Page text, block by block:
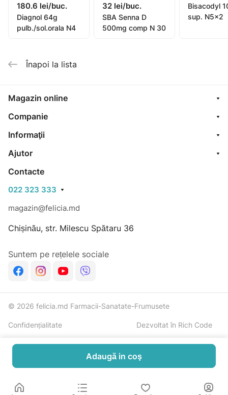
ore. Preparatul poate fi administrat cu sau fără lichid.
Nu se recomandă administrarea Picolax în fiecare zi
timp de mai multe zile fără investigarea cauzei
180.6 lei/buc.
Diagnol 64g
pulb./sol.orala N4
32 lei/buc.
SBA Senna D
500mg comp N 30
Bisacodyl
sup. N5x2
Înapoi la lista
Magazin online
Companie
Informaţii
Ajutor
Contacte
022 323 333
magazin@felicia.md
Chișinău, str. Milescu Spătaru 36
Suntem pe rețelele sociale
© 2026 felicia.md Farmacii-Sanatate-Frumusete
Confidențialitate Dezvoltat în Rich Code
Adaugă in coş